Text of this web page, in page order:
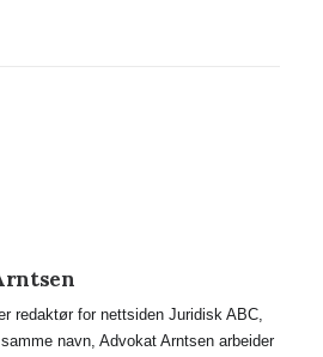
redaktør for nettsiden Juridisk ABC,
navn, Advokat Arntsen arbeider